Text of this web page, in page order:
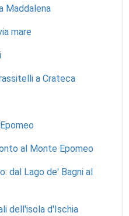
Maddalena
mare
a Crateca
al Monte Epomeo
dal Lago de' Bagni al
dell'isola d'Ischia